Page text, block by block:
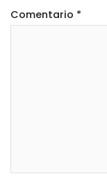
Comentario *